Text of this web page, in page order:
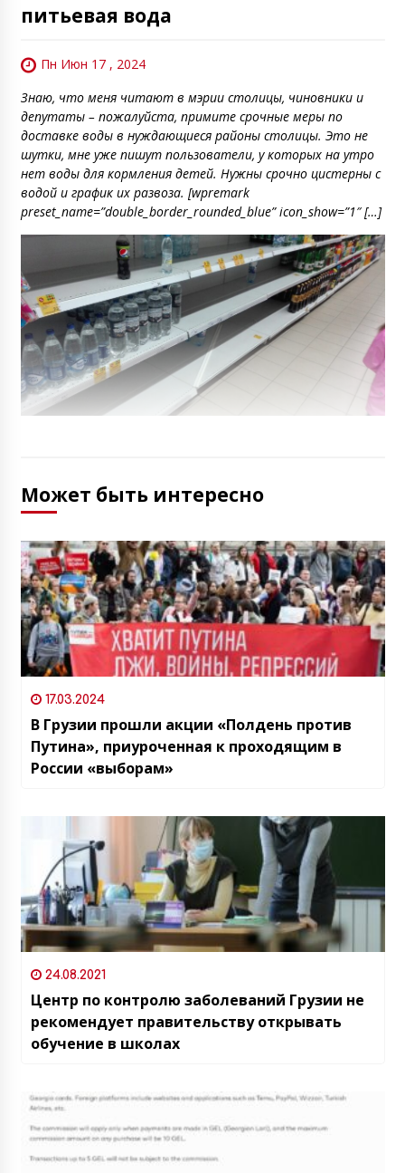
питьевая вода
Пн Июн 17 , 2024
Знаю, что меня читают в мэрии столицы, чиновники и
депутаты – пожалуйста, примите срочные меры по
доставке воды в нуждающиеся районы столицы. Это не
шутки, мне уже пишут пользователи, у которых на утро
нет воды для кормления детей. Нужны срочно цистерны с
водой и график их развоза. [wpremark
preset_name=”double_border_rounded_blue” icon_show=”1″ […]
Может быть интересно
17.03.2024
В Грузии прошли акции «Полдень против
Путина», приуроченная к проходящим в
России «выборам»
24.08.2021
Центр по контролю заболеваний Грузии не
рекомендует правительству открывать
обучение в школах